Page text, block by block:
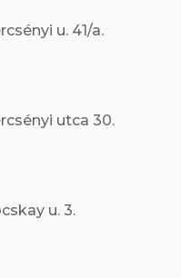
u. 41/a.
utca 30.
u. 3.